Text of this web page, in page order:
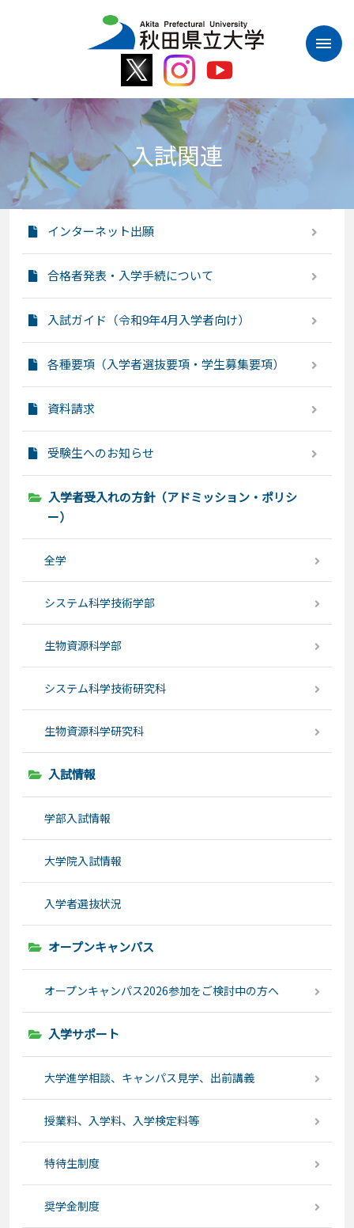
ッ
プ
入試関連
インターネット出願
合格者発表・入学手続について
入試ガイド（令和9年4月入学者向け）
各種要項（入学者選抜要項・学生募集要項）
資料請求
受験生へのお知らせ
入学者受入れの方針（アドミッション・ポリシ
ー）
全学
システム科学技術学部
生物資源科学部
システム科学技術研究科
生物資源科学研究科
入試情報
学部入試情報
大学院入試情報
入学者選抜状況
オープンキャンパス
オープンキャンパス2026参加をご検討中の方へ
入学サポート
大学進学相談、キャンパス見学、出前講義
授業料、入学料、入学検定料等
特待生制度
奨学金制度